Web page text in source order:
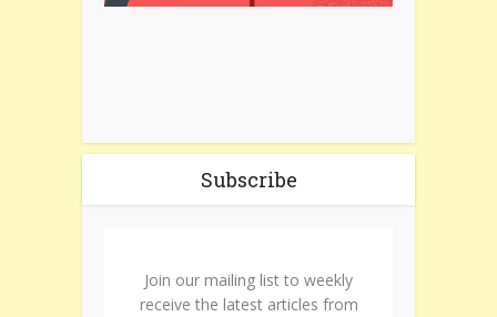
Subscribe
Join our mailing list to weekly
receive the latest articles from